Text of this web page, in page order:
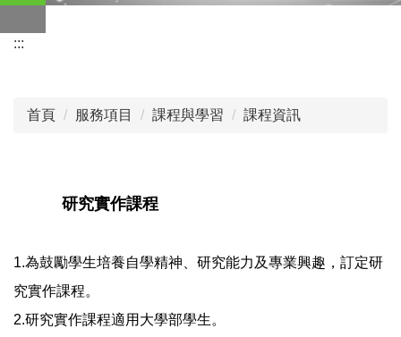
:::
首頁 服務項目 課程與學習 課程資訊
研究實作課程
1.為鼓勵學生培養自學精神、研究能力及專業興趣，訂定研
究實作課程。
2.研究實作課程適用大學部學生。